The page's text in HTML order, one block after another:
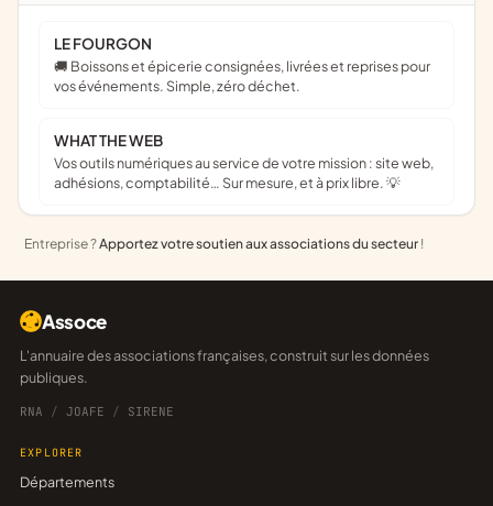
LE FOURGON
🚚 Boissons et épicerie consignées, livrées et reprises pour
vos événements. Simple, zéro déchet.
WHAT THE WEB
Vos outils numériques au service de votre mission : site web,
adhésions, comptabilité… Sur mesure, et à prix libre. 💡
Entreprise ?Apportez votre soutien aux associations du secteur !
Assoce
L'annuaire des associations françaises, construit sur les données
publiques.
RNA / JOAFE / SIRENE
EXPLORER
Départements